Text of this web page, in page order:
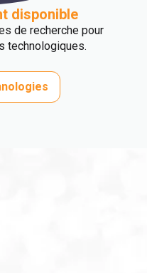
disponible
de recherche pour
technologiques.